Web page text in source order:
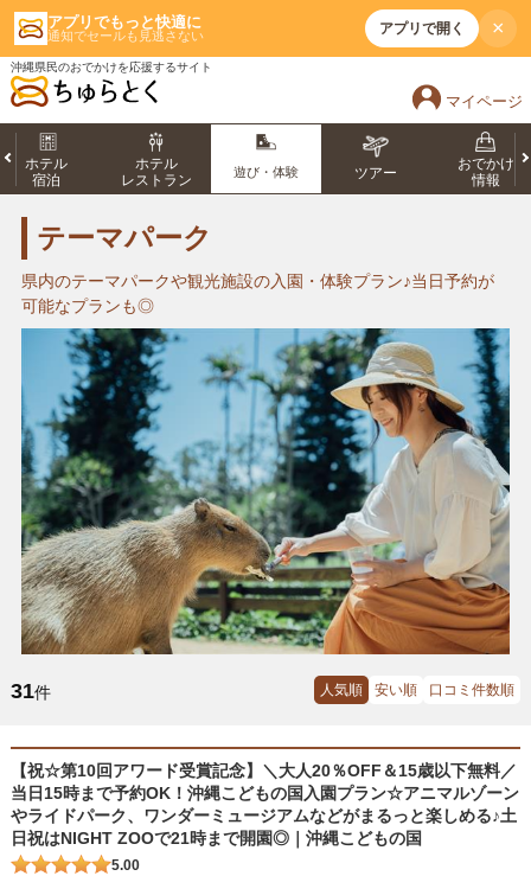
アプリでもっと快適に
通知でセールも見逃さない アプリで開く ×
沖縄県民のおでかけを応援するサイト
マイページ
ホテル
宿泊
ホテル
レストラン
遊び・体験 ツアー
おでかけ
情報
テーマパーク
県内のテーマパークや観光施設の入園・体験プラン♪当日予約が
可能なプランも◎
31件 人気順 安い順 口コミ件数順
【祝☆第10回アワード受賞記念】＼大人20％OFF＆15歳以下無料／
当日15時まで予約OK！沖縄こどもの国入園プラン☆アニマルゾーン
やライドパーク、ワンダーミュージアムなどがまるっと楽しめる♪土
日祝はNIGHT ZOOで21時まで開園◎｜沖縄こどもの国
5.00